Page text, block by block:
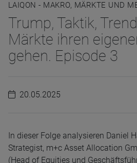
LAIQON - MAKRO, MÄRKTE UND
Trump, Taktik,
Märkte ihren
gehen. Episode 3
20.05.2025
In dieser Folge analysieren Daniel
Strategist, m+c Asset Allocation
(Head of Equities und